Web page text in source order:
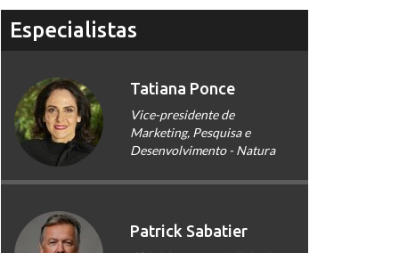
Especialistas
Tatiana Ponce
Vice-presidente de
Marketing, Pesquisa e
Desenvolvimento - Natura
Patrick Sabatier